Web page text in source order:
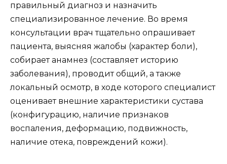
правильный диагноз и назначить
специализированное лечение. Во время
консультации врач тщательно опрашивает
пациента, выясняя жалобы (характер боли),
собирает анамнез (составляет историю
заболевания), проводит общий, а также
локальный осмотр, в ходе которого специалист
оценивает внешние характеристики сустава
(конфигурацию, наличие признаков
воспаления, деформацию, подвижность,
наличие отека, повреждений кожи).